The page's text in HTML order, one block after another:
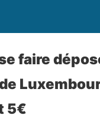
faire
5€